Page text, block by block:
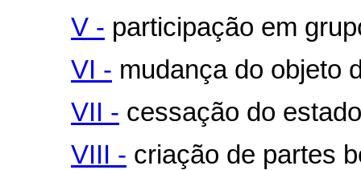
V - participação em
VI - mudança do objeto
VII - cessação do
VIII - criação de partes